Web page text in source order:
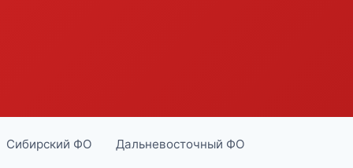
Сибирский ФО Дальневосточный ФО